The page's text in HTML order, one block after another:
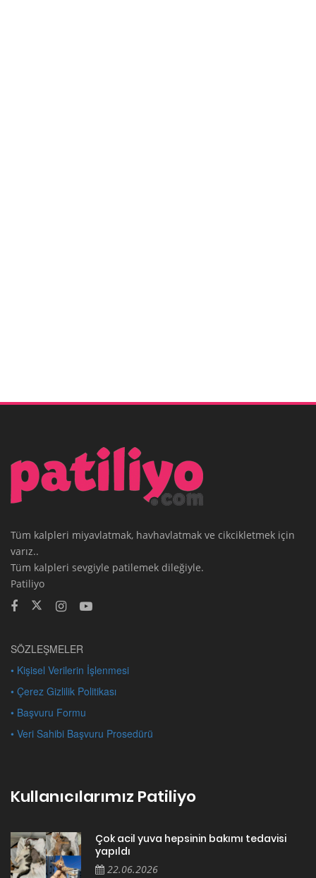
Tüm kalpleri miyavlatmak, havhavlatmak ve cikcikletmek için
varız..
Tüm kalpleri sevgiyle patilemek dileğiyle.
Patiliyo
SÖZLEŞMELER
• Kişisel Verilerin İşlenmesi
• Çerez Gizlilik Politikası
• Başvuru Formu
• Veri Sahibi Başvuru Prosedürü
Kullanıcılarımız Patiliyo
Çok acil yuva hepsinin bakımı tedavisi
yapıldı
22.06.2026